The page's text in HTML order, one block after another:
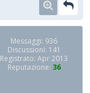
Messaggi: 936
Discussioni: 141
Registrato: Apr 2013
Reputazione: 36